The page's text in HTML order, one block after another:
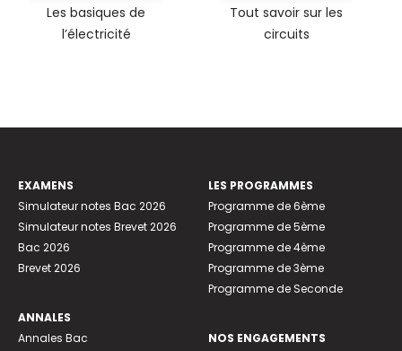
Les basiques de
l’électricité
Tout savoir sur les
circuits
EXAMENS
Simulateur notes Bac 2026
Simulateur notes Brevet 2026
Bac 2026
Brevet 2026
ANNALES
Annales Bac
LES PROGRAMMES
Programme de 6ème
Programme de 5ème
Programme de 4ème
Programme de 3ème
Programme de Seconde
NOS ENGAGEMENTS